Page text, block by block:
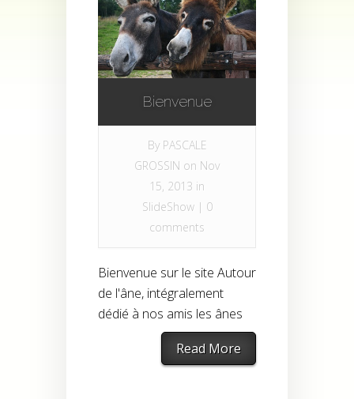
Bienvenue
By PASCALE
GROSSIN on Nov
15, 2013 in
SlideShow| 0
comments
Bienvenue sur le site Autour
de l'âne, intégralement
dédié à nos amis les ânes
Read More